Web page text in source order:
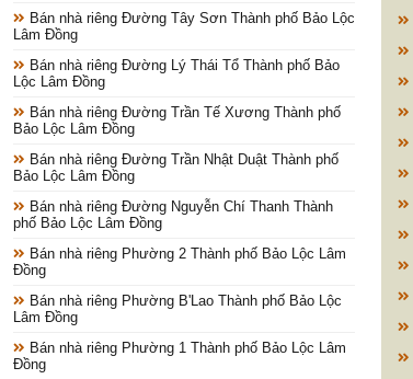
Bán nhà riêng Đường Tây Sơn Thành phố Bảo Lộc
Lâm Đồng
Bán nhà riêng Đường Lý Thái Tổ Thành phố Bảo
Lộc Lâm Đồng
Bán nhà riêng Đường Trần Tế Xương Thành phố
Bảo Lộc Lâm Đồng
Bán nhà riêng Đường Trần Nhật Duật Thành phố
Bảo Lộc Lâm Đồng
Bán nhà riêng Đường Nguyễn Chí Thanh Thành
phố Bảo Lộc Lâm Đồng
Bán nhà riêng Phường 2 Thành phố Bảo Lộc Lâm
Đồng
Bán nhà riêng Phường B'Lao Thành phố Bảo Lộc
Lâm Đồng
Bán nhà riêng Phường 1 Thành phố Bảo Lộc Lâm
Đồng